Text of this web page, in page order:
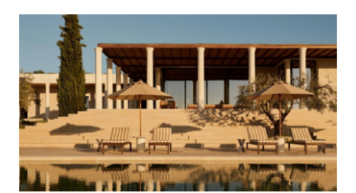
18 мая 2026
THE ST. REGIS MALDIVES VOMMULI:
МАНИФЕСТ ЭСТЕТИКИ В САМОМ СЕРДЦЕ
ОКЕАНА
Подробнее